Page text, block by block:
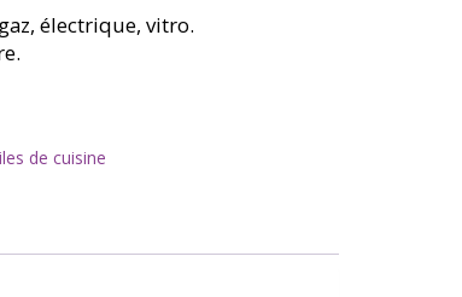
électrique, vitro.
de cuisine